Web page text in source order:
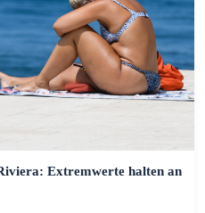
Extremwerte halten an